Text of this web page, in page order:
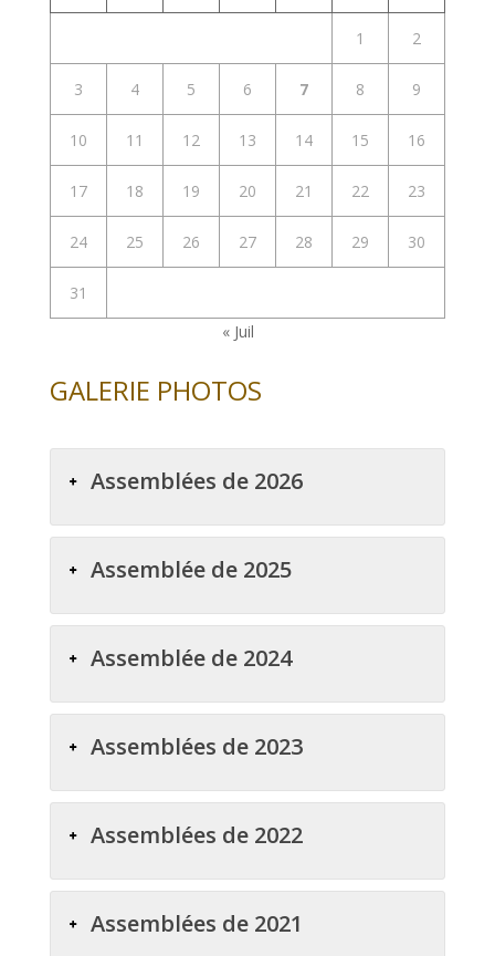
1 2
3 4 5 6 7 8 9
10 11 12 13 14 15 16
17 18 19 20 21 22 23
24 25 26 27 28 29 30
31
« Juil
GALERIE PHOTOS
Assemblées de 2026
Assemblée de 2025
Assemblée de 2024
Assemblées de 2023
Assemblées de 2022
Assemblées de 2021